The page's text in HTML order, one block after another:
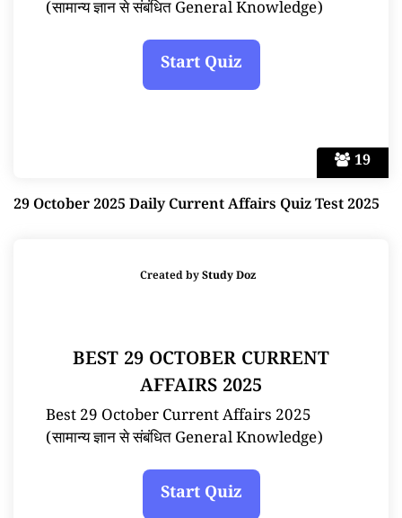
19
(सामान्य ज्ञान से संबंधित General Knowledge)
29 October 2025 Daily Current Affairs Quiz Test 2025
Created byStudy Doz
BEST 29 OCTOBER CURRENT
AFFAIRS 2025
Best 29 October Current Affairs 2025
(सामान्य ज्ञान से संबंधित General Knowledge)